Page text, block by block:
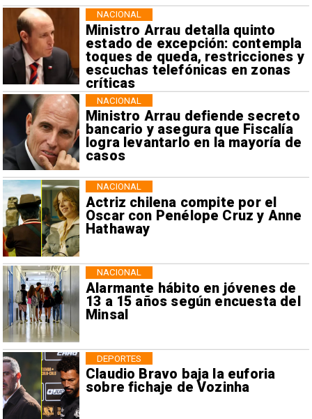
Ministro Arrau detalla quinto
estado de excepción: contempla
toques de queda, restricciones y
escuchas telefónicas en zonas
críticas
NACIONAL
Ministro Arrau defiende secreto
bancario y asegura que Fiscalía
logra levantarlo en la mayoría de
casos
NACIONAL
Actriz chilena compite por el
Oscar con Penélope Cruz y Anne
Hathaway
NACIONAL
Alarmante hábito en jóvenes de
13 a 15 años según encuesta del
Minsal
NACIONAL
Claudio Bravo baja la euforia
sobre fichaje de Vozinha
DEPORTES